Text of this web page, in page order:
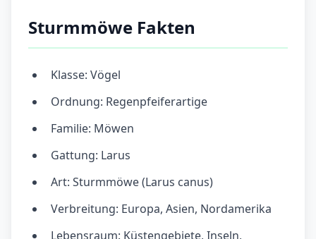
Sturmmöwe Fakten
Klasse: Vögel
Ordnung: Regenpfeiferartige
Familie: Möwen
Gattung: Larus
Art: Sturmmöwe (Larus canus)
Verbreitung: Europa, Asien, Nordamerika
Lebensraum: Küstengebiete, Inseln,